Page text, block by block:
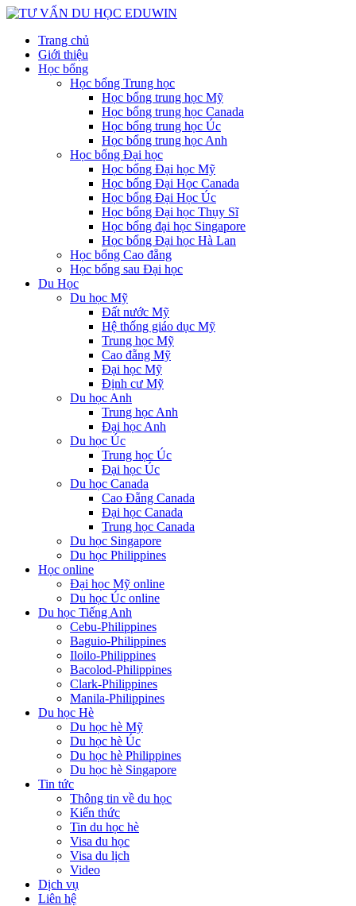
Trang chủ
Giới thiệu
Học bổng
Học bổng Trung học
Học bổng trung học Mỹ
Học bổng trung học Canada
Học bổng trung học Úc
Học bổng trung học Anh
Học bổng Đại học
Học bổng Đại học Mỹ
Học bổng Đại Học Canada
Học bổng Đại Học Úc
Học bổng Đại học Thụy Sĩ
Học bổng đại học Singapore
Học bổng Đại học Hà Lan
Học bổng Cao đẵng
Học bổng sau Đại học
Du Học
Du học Mỹ
Đất nước Mỹ
Hệ thống giáo dục Mỹ
Trung học Mỹ
Cao đẵng Mỹ
Đại học Mỹ
Định cư Mỹ
Du học Anh
Trung học Anh
Đại học Anh
Du học Úc
Trung học Úc
Đại học Úc
Du học Canada
Cao Đẵng Canada
Đại học Canada
Trung học Canada
Du học Singapore
Du học Philippines
Học online
Đại học Mỹ online
Du học Úc online
Du học Tiếng Anh
Cebu-Philippines
Baguio-Philippines
Iloilo-Philippines
Bacolod-Philippines
Clark-Philippines
Manila-Philippines
Du học Hè
Du học hè Mỹ
Du học hè Úc
Du học hè Philippines
Du học hè Singapore
Tin tức
Thông tin về du học
Kiến thức
Tin du học hè
Visa du học
Visa du lịch
Video
Dịch vụ
Liên hệ